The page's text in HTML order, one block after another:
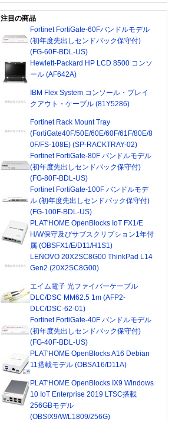
注目の商品
Fortinet FortiGate-60Fバンドルモデル
(初年度先出しセンドバック保守付)
(FG-60F-BDL-US)
Hewlett-Packard HP LCD 8500 コンソ
ール (AF642A)
IBM Flex System コンソール・ブレイ
クアウト・ケーブル (81Y5286)
Fortinet Rack Mount Tray
(FortiGate40F/50E/60E/60F/61F/80E/8
0F/FS-108E) (SP-RACKTRAY-02)
Fortinet FortiGate-80F バンドルモデル
(初年度先出しセンドバック保守付)
(FG-80F-BDL-US)
Fortinet FortiGate-100F バンドルモデ
ル (初年度先出しセンドバック保守付)
(FG-100F-BDL-US)
PLAT'HOME OpenBlocks IoT FX1/E
H/W保守及びサブスクリプション1年付
属 (OBSFX1/E/D11/H1S1)
LENOVO 20X2SC8G00 ThinkPad L14
Gen2 (20X2SC8G00)
エイム電子 光ファイバーケーブル
DLC/DSC MM62.5 1m (AFP2-
DLC/DSC-62-01)
Fortinet FortiGate-40F バンドルモデル
(初年度先出しセンドバック保守付)
(FG-40F-BDL-US)
PLAT'HOME OpenBlocks A16 Debian
11搭載モデル (OBSA16/D11A)
PLAT'HOME OpenBlocks IX9 Windows
10 IoT Enterprise 2019 LTSC搭載
256GBモデル
(OBSIX9/W/L1809/256G)